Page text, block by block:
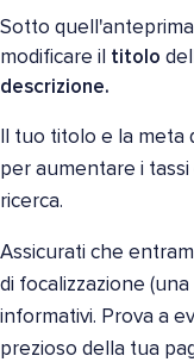
Sotto
modificare il titolo
descrizione.
Il tuo titolo e la
per aumentare i tassi
ricerca.
Assicurati che
di focalizzazione
informativi. Prova a
prezioso della tua